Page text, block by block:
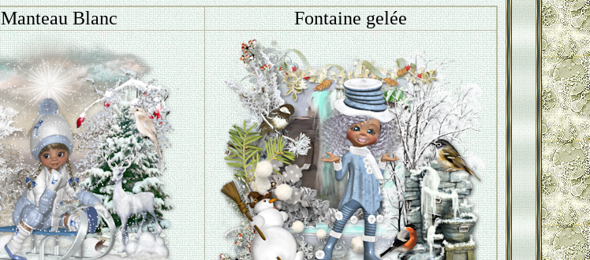
Manteau Blanc Fontaine gelée